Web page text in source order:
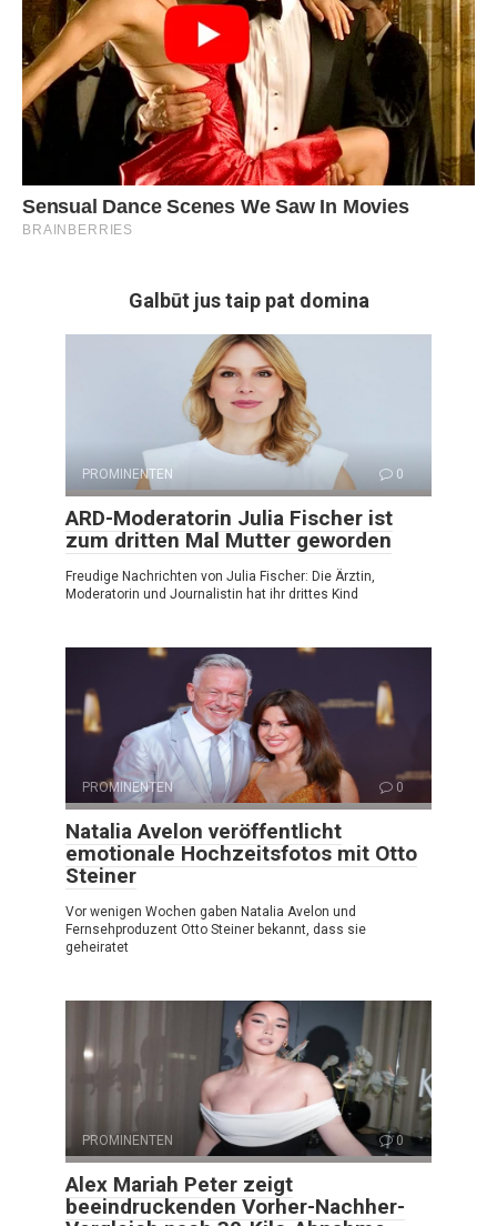
Galbūt jus taip pat domina
PROMINENTEN 0
ARD-Moderatorin Julia Fischer ist
zum dritten Mal Mutter geworden
Freudige Nachrichten von Julia Fischer: Die Ärztin,
Moderatorin und Journalistin hat ihr drittes Kind
PROMINENTEN 0
Natalia Avelon veröffentlicht
emotionale Hochzeitsfotos mit Otto
Steiner
Vor wenigen Wochen gaben Natalia Avelon und
Fernsehproduzent Otto Steiner bekannt, dass sie
geheiratet
PROMINENTEN 0
Alex Mariah Peter zeigt
beeindruckenden Vorher-Nachher-